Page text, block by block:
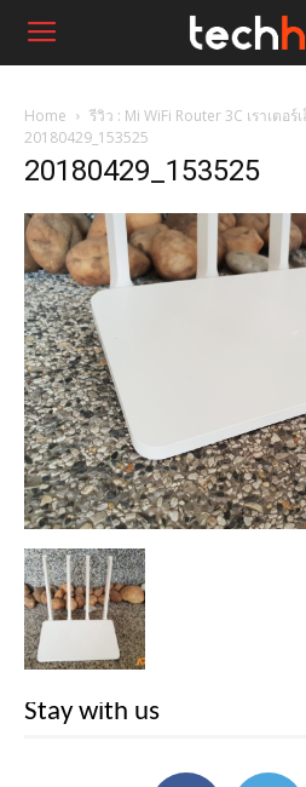
Home
รีวิว : Mi WiFi Router 3C เราเตอ
20180429_153525
20180429_153525
Stay with us